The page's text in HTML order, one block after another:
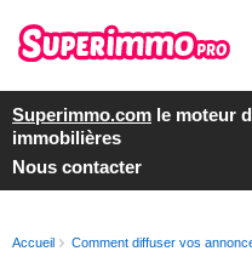
Superimmo.com le moteur
immobilières
Nous contacter
Accueil Comment diffuser vos